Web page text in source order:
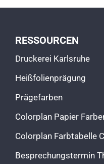
RESSOURCEN
Druckerei Karlsruhe
Heißfolienprägung
Prägefarben
Colorplan Papier
Colorplan Farbtabelle
Besprechungstermin